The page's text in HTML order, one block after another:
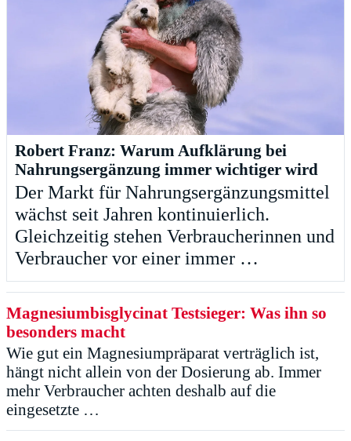
Robert Franz: Warum Aufklärung bei
Nahrungsergänzung immer wichtiger wird
Der Markt für Nahrungsergänzungsmittel
wächst seit Jahren kontinuierlich.
Gleichzeitig stehen Verbraucherinnen und
Verbraucher vor einer immer …
Magnesiumbisglycinat Testsieger: Was ihn so
besonders macht
Wie gut ein Magnesiumpräparat verträglich ist,
hängt nicht allein von der Dosierung ab. Immer
mehr Verbraucher achten deshalb auf die
eingesetzte …